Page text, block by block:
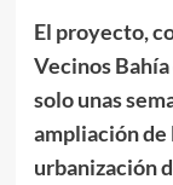
El proyecto,
Vecinos
solo unas
ampliación
urbanización